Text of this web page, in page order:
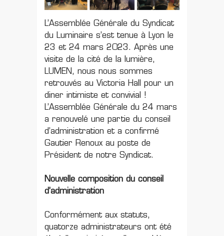
L’Assemblée Générale du Syndicat
du Luminaire s’est tenue à Lyon le
23 et 24 mars 2023. Après une
visite de la cité de la lumière,
LUMEN, nous nous sommes
retrouvés au Victoria Hall pour un
diner intimiste et convivial !
L’Assemblée Générale du 24 mars
a renouvelé une partie du conseil
d’administration et a confirmé
Gautier Renoux au poste de
Président de notre Syndicat.
Nouvelle composition du conseil
d’administration
Conformément aux statuts,
quatorze administrateurs ont été